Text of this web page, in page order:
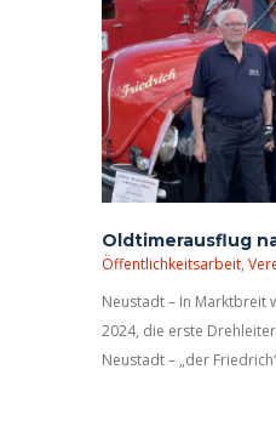
Oldtimerausflug
Öffentlichkeitsarbeit,
Neustadt – In Marktbreit
2024, die erste
Neustadt – „der
Feuerwehr-Oldtimer aus